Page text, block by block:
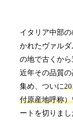
イタリア中部
かれたヴァル
の地で古くから
近年その品質
集め、ついに
付原産地呼称
ートを切りまし